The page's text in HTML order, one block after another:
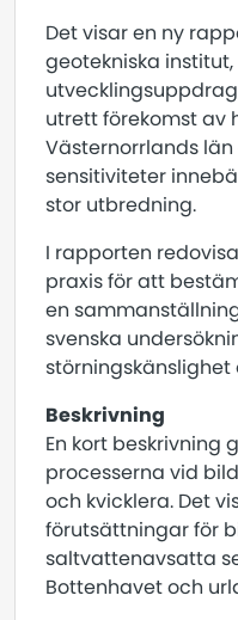
Det visar en ny
geotekniska institut,
utvecklingsuppdrag
utrett förekomst av
Västernorrlands
sensitiviteter
stor utbredning.
I rapporten
praxis för att
en
svenska
Beskrivning
En kort beskrivning
processerna vid
och kvicklera. Det
förutsättningar för
saltvattenavsatta
Bottenhavet och